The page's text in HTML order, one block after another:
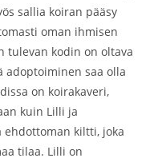
sallia koiran pääsy
oman ihmisen
tulevan kodin on oltava
adoptoiminen saa olla
on koirakaveri,
kuin Lilli ja
ehdottoman kiltti, joka
tilaa. Lilli on